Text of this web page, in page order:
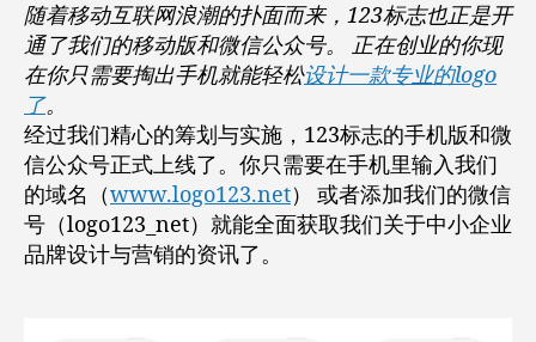
随着移动互联网浪潮的扑面而来，123标志也正是开
通了我们的移动版和微信公众号。 正在创业的你现
在你只需要掏出手机就能轻松设计一款专业的logo
了。
经过我们精心的筹划与实施，123标志的手机版和微
信公众号正式上线了。你只需要在手机里输入我们
的域名（www.logo123.net） 或者添加我们的微信
号（logo123_net）就能全面获取我们关于中小企业
品牌设计与营销的资讯了。